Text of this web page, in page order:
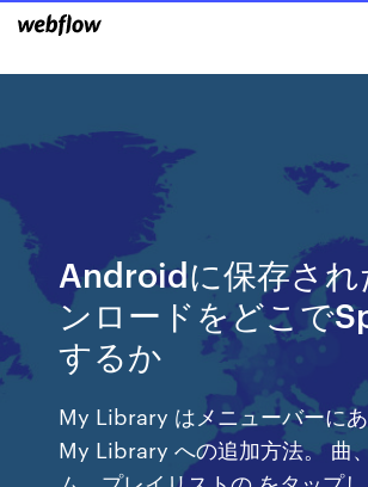
Androidに保存され
ンロードをどこで
するか
My Library はメニューバーに
My Library への追加方法。 曲